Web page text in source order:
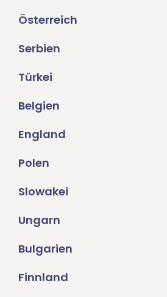
Österreich
Serbien
Türkei
Belgien
England
Polen
Slowakei
Ungarn
Bulgarien
Finnland